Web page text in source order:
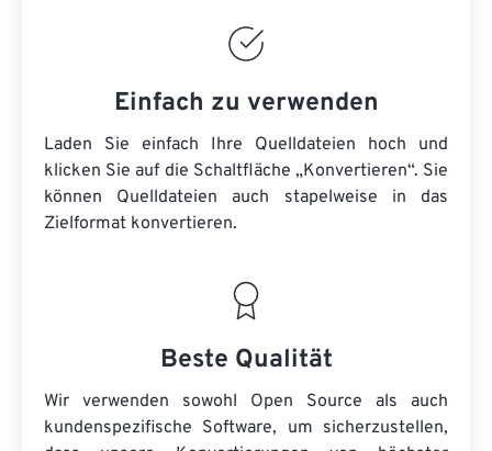
Einfach zu verwenden
Laden Sie einfach Ihre Quelldateien hoch und
klicken Sie auf die Schaltfläche „Konvertieren“. Sie
können Quelldateien auch stapelweise in das
Zielformat konvertieren.
Beste Qualität
Wir verwenden sowohl Open Source als auch
kundenspezifische Software, um sicherzustellen,